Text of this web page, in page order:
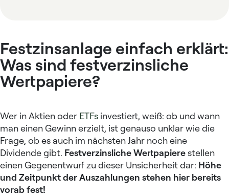
Festzinsanlage einfach erklärt:
Was sind festverzinsliche
Wertpapiere?
Wer in Aktien oder ETFs investiert, weiß: ob und wann
man einen Gewinn erzielt, ist genauso unklar wie die
Frage, ob es auch im nächsten Jahr noch eine
Dividende gibt. Festverzinsliche Wertpapierestellen
einen Gegenentwurf zu dieser Unsicherheit dar: Höhe
und Zeitpunkt der Auszahlungen stehen hier bereits
vorab fest!